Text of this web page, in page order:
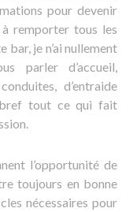
pour devenir
remporter tous les
bar, je n’ai nullement
parler d’accueil,
d’entraide
bref tout ce qui fait
l’opportunité de
toujours en bonne
nécessaires pour